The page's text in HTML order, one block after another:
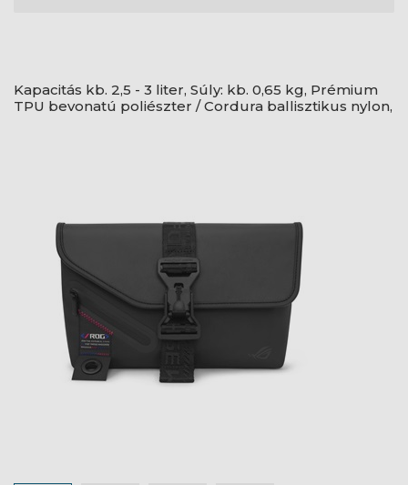
Kapacitás kb. 2,5 - 3 liter, Súly: kb. 0,65 kg, Prémium
TPU bevonatú poliészter / Cordura ballisztikus nylon,